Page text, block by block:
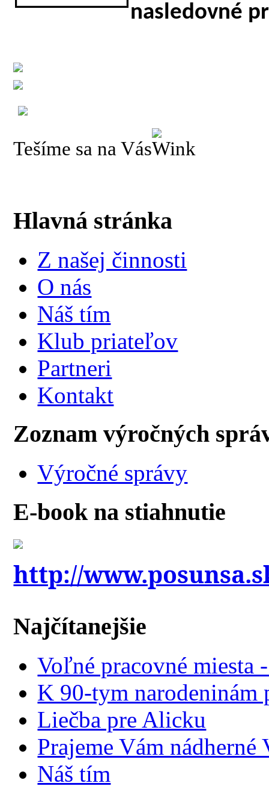
nasledovné
Tešíme sa na Vás
Hlavná stránka
Z našej činnosti
O nás
Náš tím
Klub priateľov
Partneri
Kontakt
Zoznam výročných
Výročné správy
E-book na stiahnutie
http://
Najčítanejšie
Voľné pracovné miesta
K 90-tym narodeninám
Liečba pre Alicku
Prajeme Vám
Náš tím